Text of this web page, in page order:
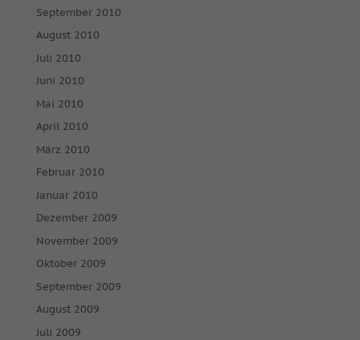
September 2010
August 2010
Juli 2010
Juni 2010
Mai 2010
April 2010
März 2010
Februar 2010
Januar 2010
Dezember 2009
November 2009
Oktober 2009
September 2009
August 2009
Juli 2009